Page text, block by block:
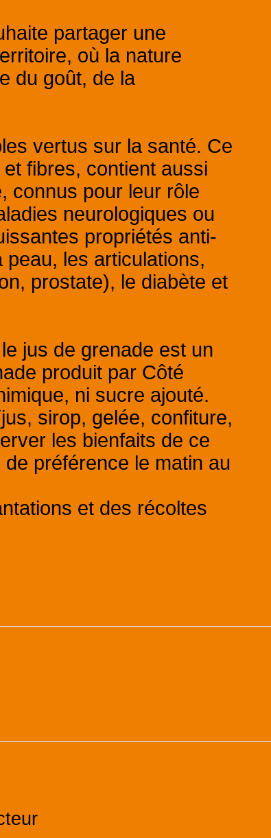
partager une
où la nature
du goût, de la
vertus sur la santé. Ce
fibres, contient aussi
connus pour leur rôle
neurologiques ou
propriétés anti-
les articulations,
prostate), le diabète et
jus de grenade est un
produit par Côté
ni sucre ajouté.
sirop, gelée, confiture,
les bienfaits de ce
préférence le matin au
et des récoltes